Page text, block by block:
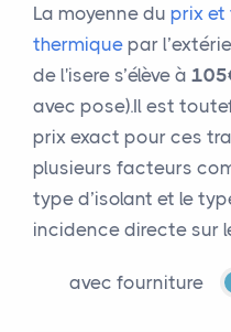
La moyenne du prix et
thermique par
de l'isere s’élève à
avec pose).Il est
prix exact pour ces
plusieurs facteurs
type d’isolant et le
incidence directe sur
avec fourniture